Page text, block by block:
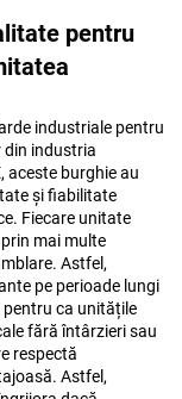
pentru
industriale pentru
industria
aceste burghie au
și fiabilitate
Fiecare unitate
mai multe
Astfel,
pe perioade lungi
pentru ca unitățile
fără întârzieri sau
respectă
Astfel,